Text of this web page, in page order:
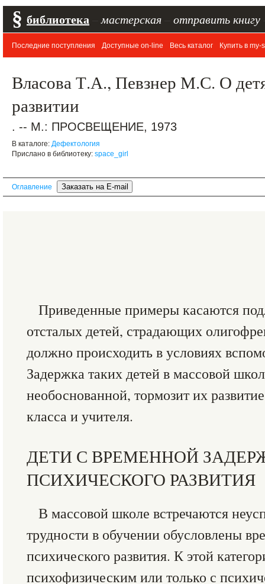
§ библиотека мастерская отправить книгу
Последние поступления Доступные on-line Весь каталог Купить в my-
Власова Т.А., Певзнер М.С. О
развитии
. -- М.: ПРОСВЕЩЕНИЕ, 1973
В каталоге: Дефектология
Прислано в библиотеку: space_girl
Оглавление
Приведенные примеры касаются
отсталых детей, страдающих
должно происходить в условиях
Задержка таких детей в массовой
необоснованной, тормозит их
класса и учителя.
ДЕТИ С ВРЕМЕННОЙ
ПСИХИЧЕСКОГО РАЗВИТИЯ
В массовой школе встречаются
трудности в обучении обусловлены
психического развития. К этой
психофизическим или только с